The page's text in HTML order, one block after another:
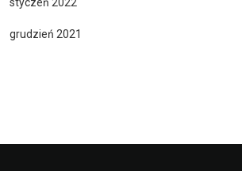
grudzień 2021